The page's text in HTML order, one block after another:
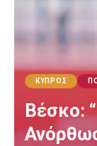
ΚΎΠΡΟΣ
Βέσκο: